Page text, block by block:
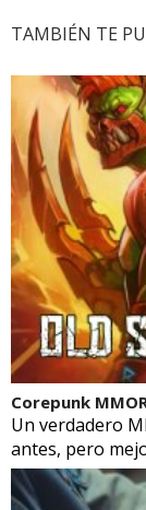
TAMBIÉN TE
Corepunk
Un verdadero
antes, pero